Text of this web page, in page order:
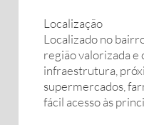
Localização
Localizado no
região valorizada e
infraestrutura,
supermercados,
fácil acesso às